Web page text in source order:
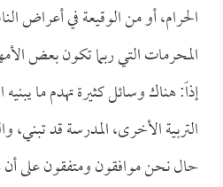
الحرام، أو من الوقيعة في أعراض
المحرمات التي ربما تكون بعض
إذاً: هناك وسائل كثيرة تهدم ما
التربية الأخرى، المدرسة قد
حال نحن موافقون ومتفقون على أن